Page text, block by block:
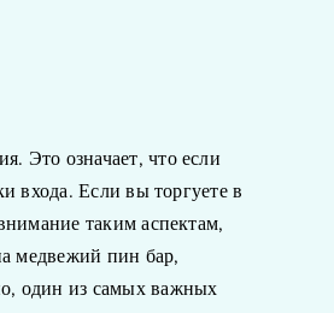
Это означает, что если
входа. Если вы торгуете в
таким аспектам,
медвежий пин бар,
один из самых важных